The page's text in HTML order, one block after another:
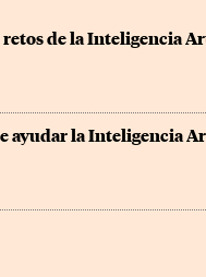
de la Inteligencia
ayudar la Inteligencia